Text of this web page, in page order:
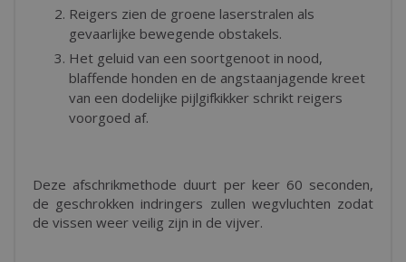
Reigers zien de groene laserstralen als
gevaarlijke bewegende obstakels.
Het geluid van een soortgenoot in nood,
blaffende honden en de angstaanjagende kreet
van een dodelijke pijlgifkikker schrikt reigers
voorgoed af.
Deze afschrikmethode duurt per keer 60 seconden,
de geschrokken indringers zullen wegvluchten zodat
de vissen weer veilig zijn in de vijver.